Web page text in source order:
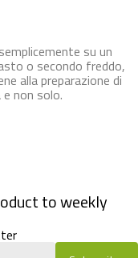
su un
o secondo freddo,
alla preparazione di
non solo.
to weekly